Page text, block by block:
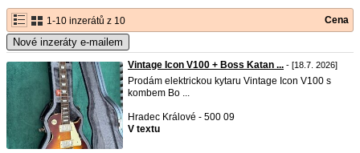
1-10 inzerátů z 10 Cena
Nové inzeráty e-mailem
Vintage Icon V100 + Boss Katan ... - [18.7. 2026]
Prodám elektrickou kytaru Vintage Icon V100 s
kombem Bo ...
Hradec Králové - 500 09
V textu